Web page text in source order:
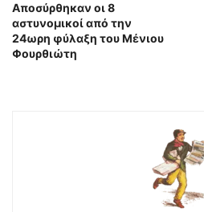
Αποσύρθηκαν οι 8
αστυνομικοί από την
24ωρη φύλαξη του Μένιου
Φουρθιώτη